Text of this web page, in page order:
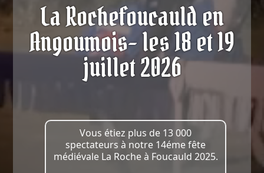
La Rochefoucauld en
Angoumois- les 18 et 19
juillet 2026
Vous étiez plus de 13 000
spectateurs à notre 14éme fête
médiévale La Roche à Foucauld 2025.